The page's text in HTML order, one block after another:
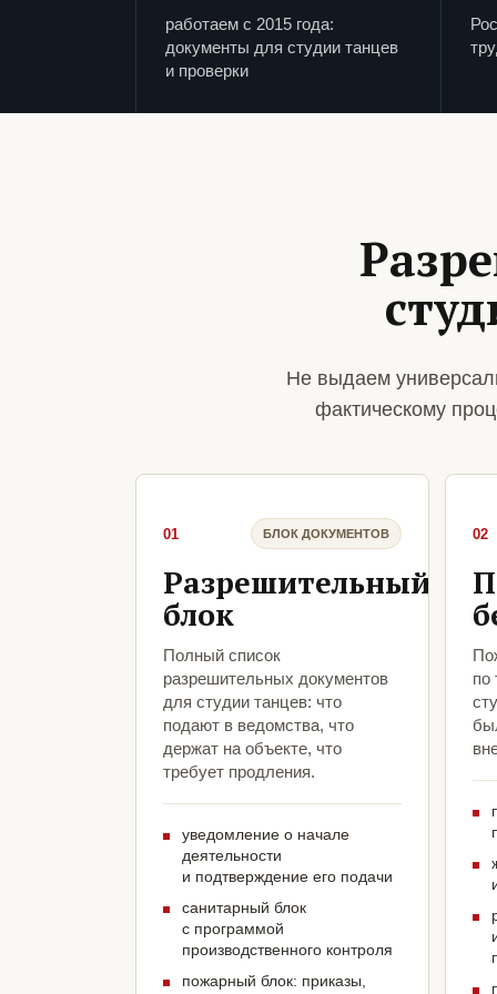
работаем с 2015 года:
документы для студии танцев
и проверки
Не выдаем
фактическому
01 БЛОК ДОКУМЕНТОВ
Разрешительный
блок
Полный список
разрешительных документов
для студии танцев: что
подают в ведомства, что
держат на объекте, что
требует продления.
уведомление о начале
деятельности
и подтверждение его подачи
санитарный блок
с программой
производственного контроля
пожарный блок: приказы,
02
по